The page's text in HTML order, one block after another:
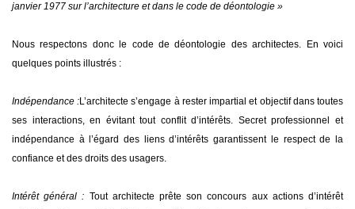
janvier 1977 sur l’architecture et dans le code de déontologie »
Nous respectons donc le code de déontologie des architectes. En voici
quelques points illustrés :
Indépendance :L’architecte s’engage à rester impartial et objectif dans toutes
ses interactions, en évitant tout conflit d’intérêts. Secret professionnel et
indépendance à l’égard des liens d’intérêts garantissent le respect de la
confiance et des droits des usagers.
Intérêt général : Tout architecte prête son concours aux actions d’intérêt